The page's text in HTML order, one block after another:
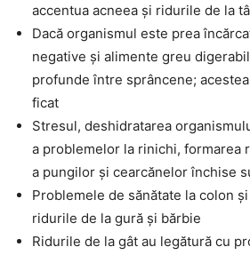
accentua acneea și ridurile de la
Dacă organismul este prea
negative și alimente greu
profunde între sprâncene;
ficat
Stresul, deshidratarea
a problemelor la rinichi, formarea
a pungilor și cearcănelor închise
Problemele de sănătate la colon
ridurile de la gură și bărbie
Ridurile de la gât au legătură cu